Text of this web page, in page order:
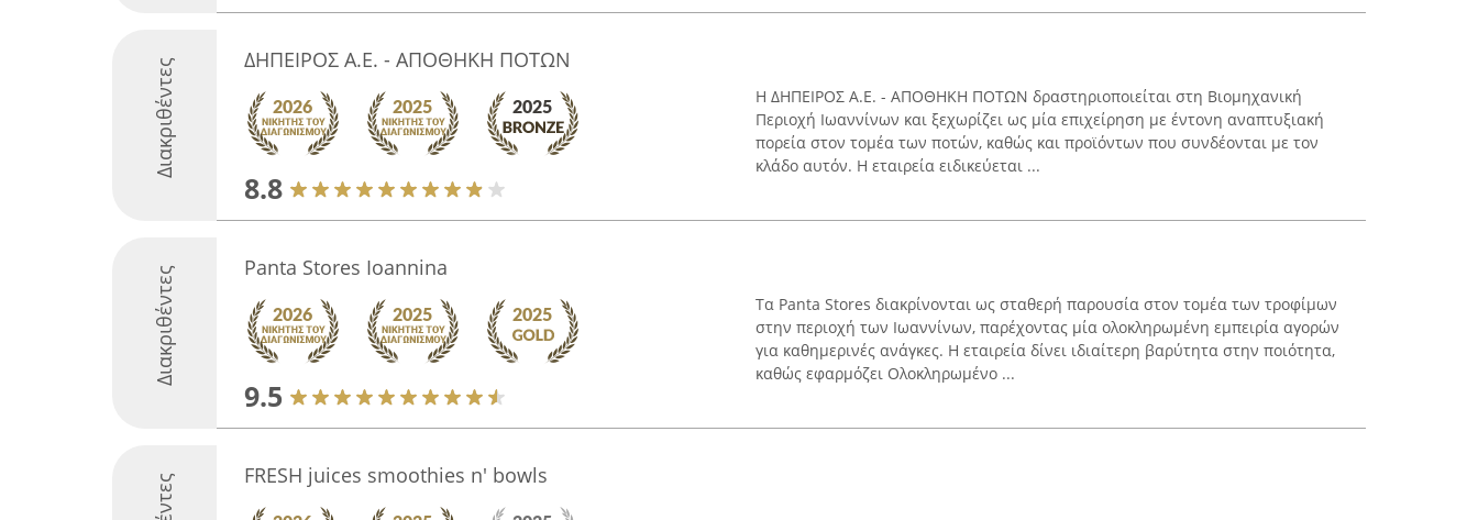
Διακριθέντες ΔΗΠΕΙΡΟΣ Α.Ε. - ΑΠΟΘΗΚΗ ΠΟΤΩΝ
8.8
Η ΔΗΠΕΙΡΟΣ Α.Ε. - ΑΠΟΘΗΚΗ ΠΟΤΩΝ δραστηριοποιείται στη Βιομηχανική
Περιοχή Ιωαννίνων και ξεχωρίζει ως μία επιχείρηση με έντονη αναπτυξιακή
πορεία στον τομέα των ποτών, καθώς και προϊόντων που συνδέονται με τον
κλάδο αυτόν. Η εταιρεία ειδικεύεται ...
Διακριθέντες Panta Stores Ioannina
9.5
Τα Panta Stores διακρίνονται ως σταθερή παρουσία στον τομέα των τροφίμων
στην περιοχή των Ιωαννίνων, παρέχοντας μία ολοκληρωμένη εμπειρία αγορών
για καθημερινές ανάγκες. Η εταιρεία δίνει ιδιαίτερη βαρύτητα στην ποιότητα,
καθώς εφαρμόζει Ολοκληρωμένο ...
FRESH juices smoothies n' bowls